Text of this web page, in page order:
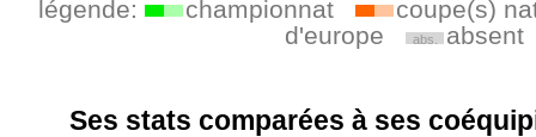
légende: championnat
coupe(s)
d'europe
abs. absent
Ses stats comparées à ses